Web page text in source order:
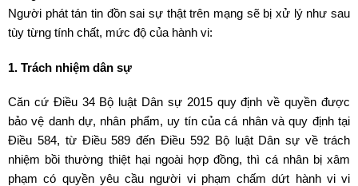
Người phát tán tin đồn sai sự thật trên mạng sẽ bị xử lý như sau
tùy từng tính chất, mức độ của hành vi:
1. Trách nhiệm dân sự
Căn cứ Điều 34 Bộ luật Dân sự 2015 quy định về quyền được
bảo vệ danh dự, nhân phẩm, uy tín của cá nhân và quy định tại
Điều 584, từ Điều 589 đến Điều 592 Bộ luật Dân sự về trách
nhiệm bồi thường thiệt hại ngoài hợp đồng, thì cá nhân bị xâm
phạm có quyền yêu cầu người vi phạm chấm dứt hành vi vi